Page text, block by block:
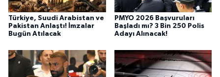
Türkiye, Suudi Arabistan ve
Pakistan Anlaştı! İmzalar
Bugün Atılacak
PMYO 2026 Başvuruları
Başladı mı? 3 Bin 250 Polis
Adayı Alınacak!